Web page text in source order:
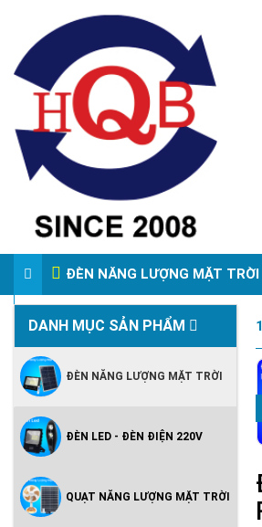
ĐÈN NĂNG LƯỢNG MẶT TRỜI
VIDEO ĐÈN PHA ĐIỆN 220V
DANH MỤC SẢN PHẨM
ĐÈN NĂNG LƯỢNG MẶT TRỜI
ĐÈN LED - ĐÈN ĐIỆN 220V
QUẠT NĂNG LƯỢNG MẶT TRỜI